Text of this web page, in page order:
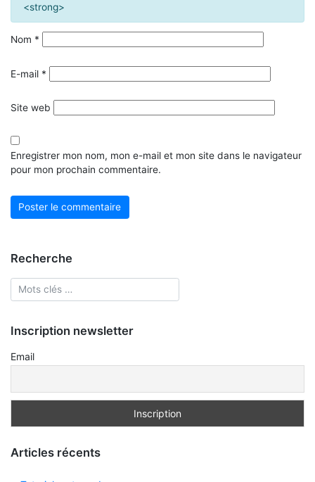
<strong>
Nom *
E-mail *
Site web
Enregistrer mon nom, mon e-mail et mon site dans le navigateur
pour mon prochain commentaire.
Recherche
Inscription newsletter
Email
Articles récents